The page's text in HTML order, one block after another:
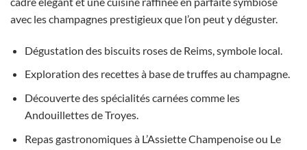
avec les champagnes prestigieux que l’on peut y déguster.
Dégustation des biscuits roses de Reims, symbole local.
Exploration des recettes à base de truffes au champagne.
Découverte des spécialités carnées comme les
Andouillettes de Troyes.
Repas gastronomiques à L’Assiette Champenoise ou Le